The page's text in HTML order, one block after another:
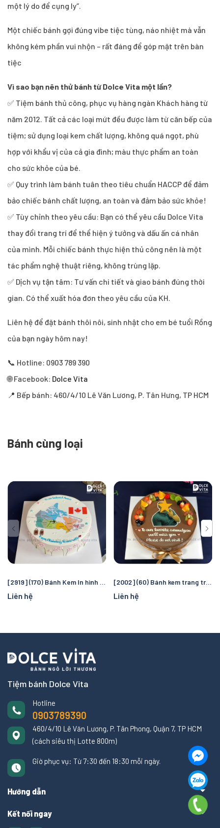
một lý do để cụng ly”.
Một chiếc bánh gợi đúng vibe tiệc tùng, náo nhiệt mà vẫn
không kém phần vui nhộn – rất đáng để góp mặt trên bàn
tiệc
Vì sao bạn nên thử bánh từ Dolce Vita một lần?
✅ Tiệm bánh thủ công, phục vụ hàng ngàn Khách hàng từ
năm 2012. Tất cả các loại mứt đều được làm từ căn bếp của
tiệm; sử dụng loại kem chất lượng, không quá ngọt, phù
hợp với khẩu vị của cả gia đình; màu thực phẩm an toàn
cho sức khỏe của bé.
✅ Quy trình làm bánh tuân theo tiêu chuẩn HACCP để đảm
bảo chiếc bánh chất lượng, an toàn và đảm bảo sức khỏe!
✅ Tùy chỉnh theo yêu cầu: Bạn có thể yêu cầu Dolce Vita
thay đổi trang trí để thể hiện ý tưởng và dấu ấn cá nhân
của mình. Mỗi chiếc bánh thực hiện thủ công nên là một
tác phẩm nghệ thuật riêng, không trùng lặp.
✅ Dịch vụ tận tâm: Tư vấn chi tiết và giao bánh đúng thời
gian. Có thể xuất hóa đơn theo yêu cầu của KH.
Liên hệ để đặt bánh thôi nôi, sinh nhật cho em bé tuổi Rồng
của bạn ngày hôm nay!
📞 Hotline: 0903 789 390
🌐 Facebook: Dolce Vita
📍 Bếp bánh: 460/4/10 Lê Văn Lương, P. Tân Hưng, TP HCM
Bánh cùng loại
[2919] (170) Bánh Kem In hình Bản đồ để Tiễn Bạn, Đồng Nghiệp, Người Thân..
Liên hệ
[2002] (60) Bánh kem trang trí hình chụp
Liên hệ
Tiệm bánh Dolce Vita
Hotline
0903789390
460/4/10 Lê Văn Lương, P. Tân Phong, Quận 7, TP HCM
(cách siêu thị Lotte 800m)
Giờ phục vụ: Từ 7:30 đến 18:30 mỗi ngày.
Hướng dẫn
Kết nối ngay